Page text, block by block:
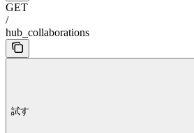
GET
/
hub_collaborations
試す